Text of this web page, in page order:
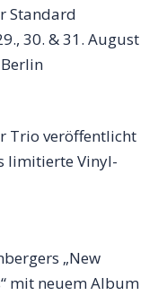
Standard
30. & 31. August
Trio veröffentlicht
limitierte Vinyl-
„New
mit neuem Album